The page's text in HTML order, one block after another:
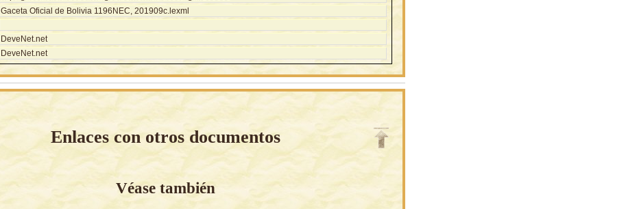
Gaceta Oficial de Bolivia 1196NEC, 201909c.lexml
DeveNet.net
DeveNet.net
Enlaces con otros documentos
Véase también